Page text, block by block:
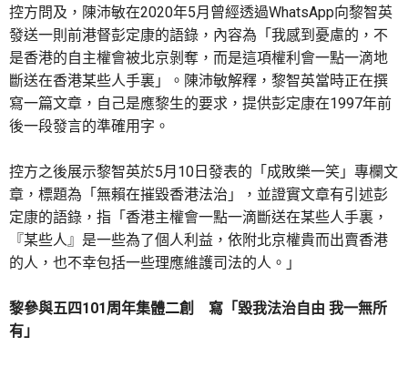
控方問及，陳沛敏在2020年5月曾經透過WhatsApp向黎智英
發送一則前港督彭定康的語錄，內容為「我感到憂慮的，不
是香港的自主權會被北京剝奪，而是這項權利會一點一滴地
斷送在香港某些人手裏」。陳沛敏解釋，黎智英當時正在撰
寫一篇文章，自己是應黎生的要求，提供彭定康在1997年前
後一段發言的準確用字。
控方之後展示黎智英於5月10日發表的「成敗樂一笑」專欄文
章，標題為「無賴在摧毀香港法治」，並證實文章有引述彭
定康的語錄，指「香港主權會一點一滴斷送在某些人手裏，
『某些人』是一些為了個人利益，依附北京權貴而出賣香港
的人，也不幸包括一些理應維護司法的人。」
黎參與五四101周年集體二創 寫「毀我法治自由 我一無所
有」